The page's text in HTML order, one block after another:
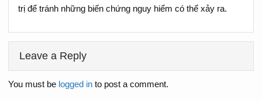
trị để tránh những biến chứng nguy hiểm có thể xảy ra.
Leave a Reply
You must be logged into post a comment.